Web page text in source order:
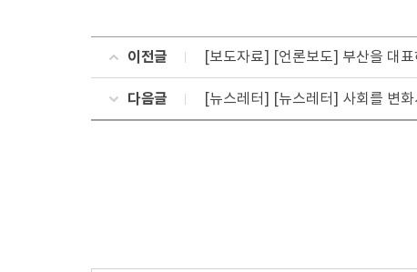
이전글 [보도자료] [언론보도] 부산을 대
다음글 [뉴스레터] [뉴스레터] 사회를 변